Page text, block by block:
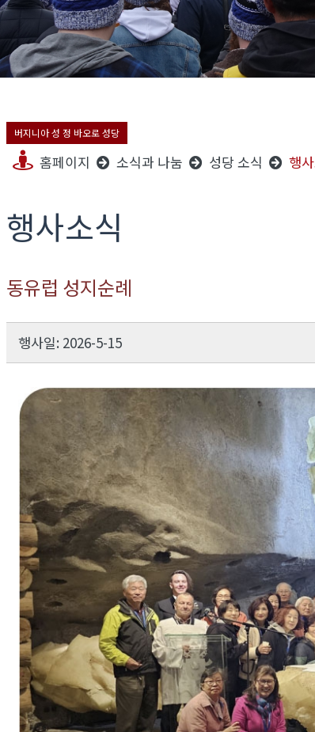
버지니아 성 정 바오로 성당
홈페이지 소식과 나눔 성당 소식 행
행사소식
동유럽 성지순례
행사일: 2026-5-15